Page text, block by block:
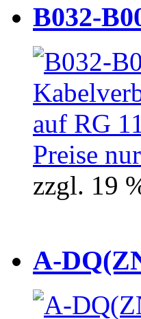
B032-
Preise
zzgl. 19
A-